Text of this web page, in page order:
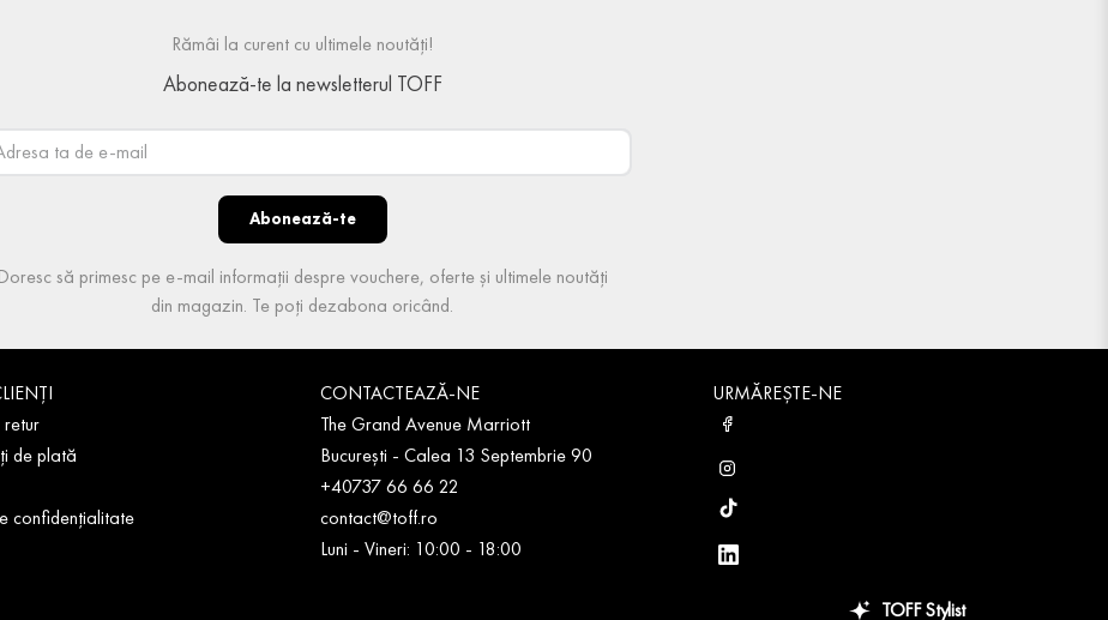
Rămâi la curent cu ultimele noutăți!
Abonează-te la newsletterul TOFF
Abonează-te
Doresc să primesc pe e-mail informații despre vouchere, oferte și ultimele noutăți
din magazin. Te poți dezabona oricând.
de plată
confidențialitate
CONTACTEAZĂ-NE
The Grand Avenue Marriott
București - Calea 13 Septembrie 90
+40737 66 66 22
contact@toff.ro
Luni - Vineri: 10:00 - 18:00
URMĂREȘTE-NE
TOFF Stylist